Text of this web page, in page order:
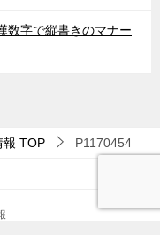
数字で縦書きのマナー
報 TOP P1170454